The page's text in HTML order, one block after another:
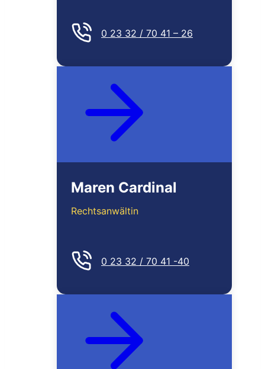
0 23 32 / 70 41 – 26
Maren Cardinal
Rechtsanwältin
0 23 32 / 70 41 -40